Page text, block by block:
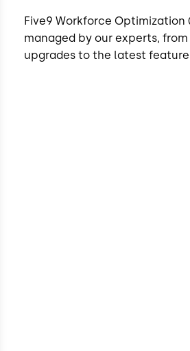
Five9 Workforce
managed by our experts,
upgrades to the latest